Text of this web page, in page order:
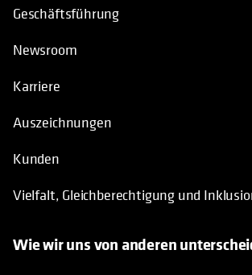
Geschäftsführung
Newsroom
Karriere
Auszeichnungen
Kunden
Vielfalt, Gleichberechtigung und
Wie wir uns von anderen